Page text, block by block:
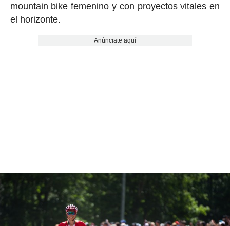
mountain bike femenino y con proyectos vitales en
el horizonte.
Anúnciate aquí